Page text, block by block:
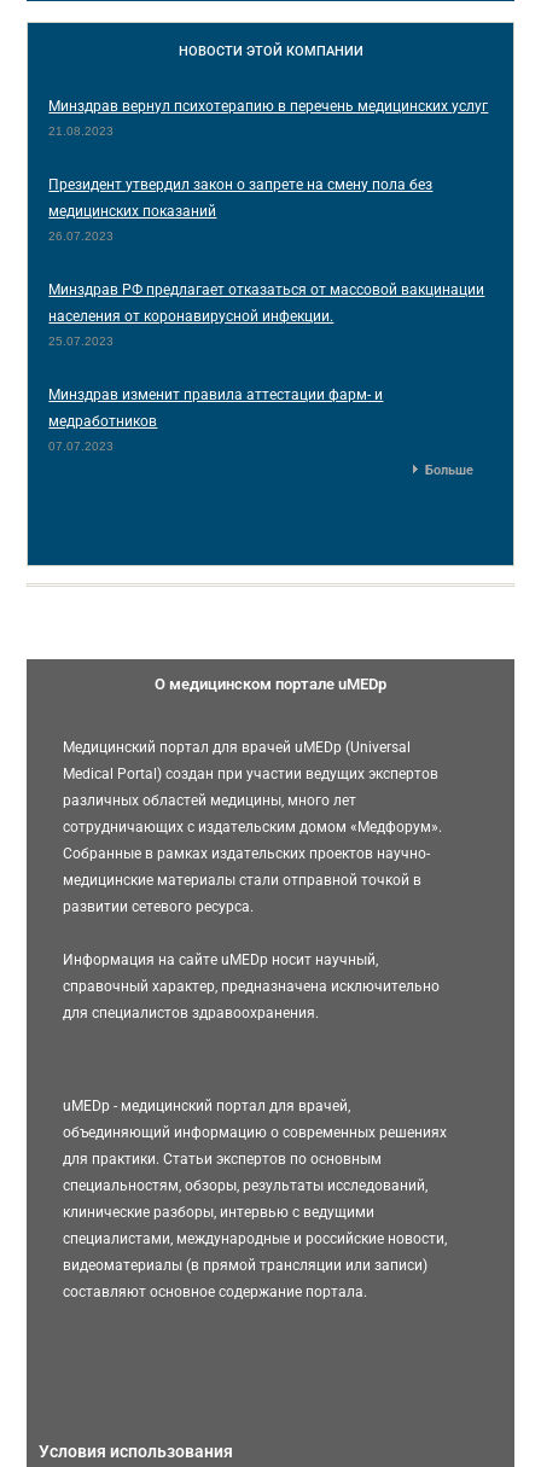
НОВОСТИ ЭТОЙ КОМПАНИИ
Минздрав вернул психотерапию в перечень медицинских услуг
21.08.2023
Президент утвердил закон о запрете на смену пола без
медицинских показаний
26.07.2023
Минздрав РФ предлагает отказаться от массовой вакцинации
населения от коронавирусной инфекции.
25.07.2023
Минздрав изменит правила аттестации фарм- и
медработников
07.07.2023
Больше
О медицинском портале uMEDp
Медицинский портал для врачей uMEDp (Universal
Medical Portal) создан при участии ведущих экспертов
различных областей медицины, много лет
сотрудничающих с издательским домом «Медфорум».
Собранные в рамках издательских проектов научно-
медицинские материалы стали отправной точкой в
развитии сетевого ресурса.
Информация на сайте uMEDp носит научный,
справочный характер, предназначена исключительно
для специалистов здравоохранения.
uMEDp - медицинский портал для врачей,
объединяющий информацию о современных решениях
для практики. Статьи экспертов по основным
специальностям, обзоры, результаты исследований,
клинические разборы, интервью с ведущими
специалистами, международные и российские новости,
видеоматериалы (в прямой трансляции или записи)
составляют основное содержание портала.
Условия использования